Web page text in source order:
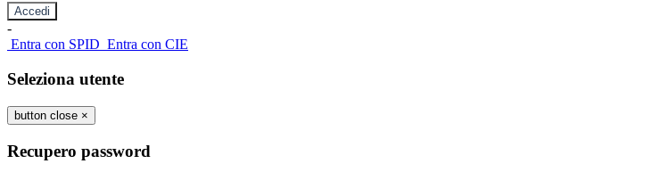
-
Entra con SPID Entra con CIE
Seleziona utente
button close ×
Recupero password